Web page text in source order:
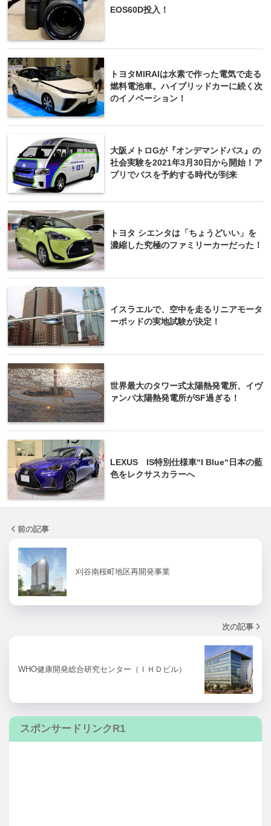
EOS60D投入！
トヨタMIRAIは水素で作った電気で走る
燃料電池車。ハイブリッドカーに続く次
のイノベーション！
大阪メトロGが『オンデマンドバス』の
社会実験を2021年3月30日から開始！ア
プリでバスを予約する時代が到来
トヨタ シエンタは「ちょうどいい」を
濃縮した究極のファミリーカーだった！
イスラエルで、空中を走るリニアモータ
ーポッドの実地試験が決定！
世界最大のタワー式太陽熱発電所、イヴ
ァンパ太陽熱発電所がSF過ぎる！
LEXUS IS特別仕様車“I Blue“日本の藍
色をレクサスカラーへ
前の記事
刈谷南桜町地区再開発事業
次の記事
WHO健康開発総合研究センター（ＩＨＤビル）
スポンサードリンクR1